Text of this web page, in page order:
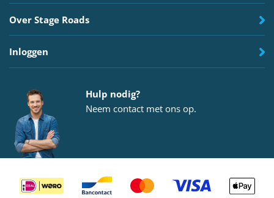
Over Stage Roads
Inloggen
Hulp nodig?
Neem contactmet ons op.